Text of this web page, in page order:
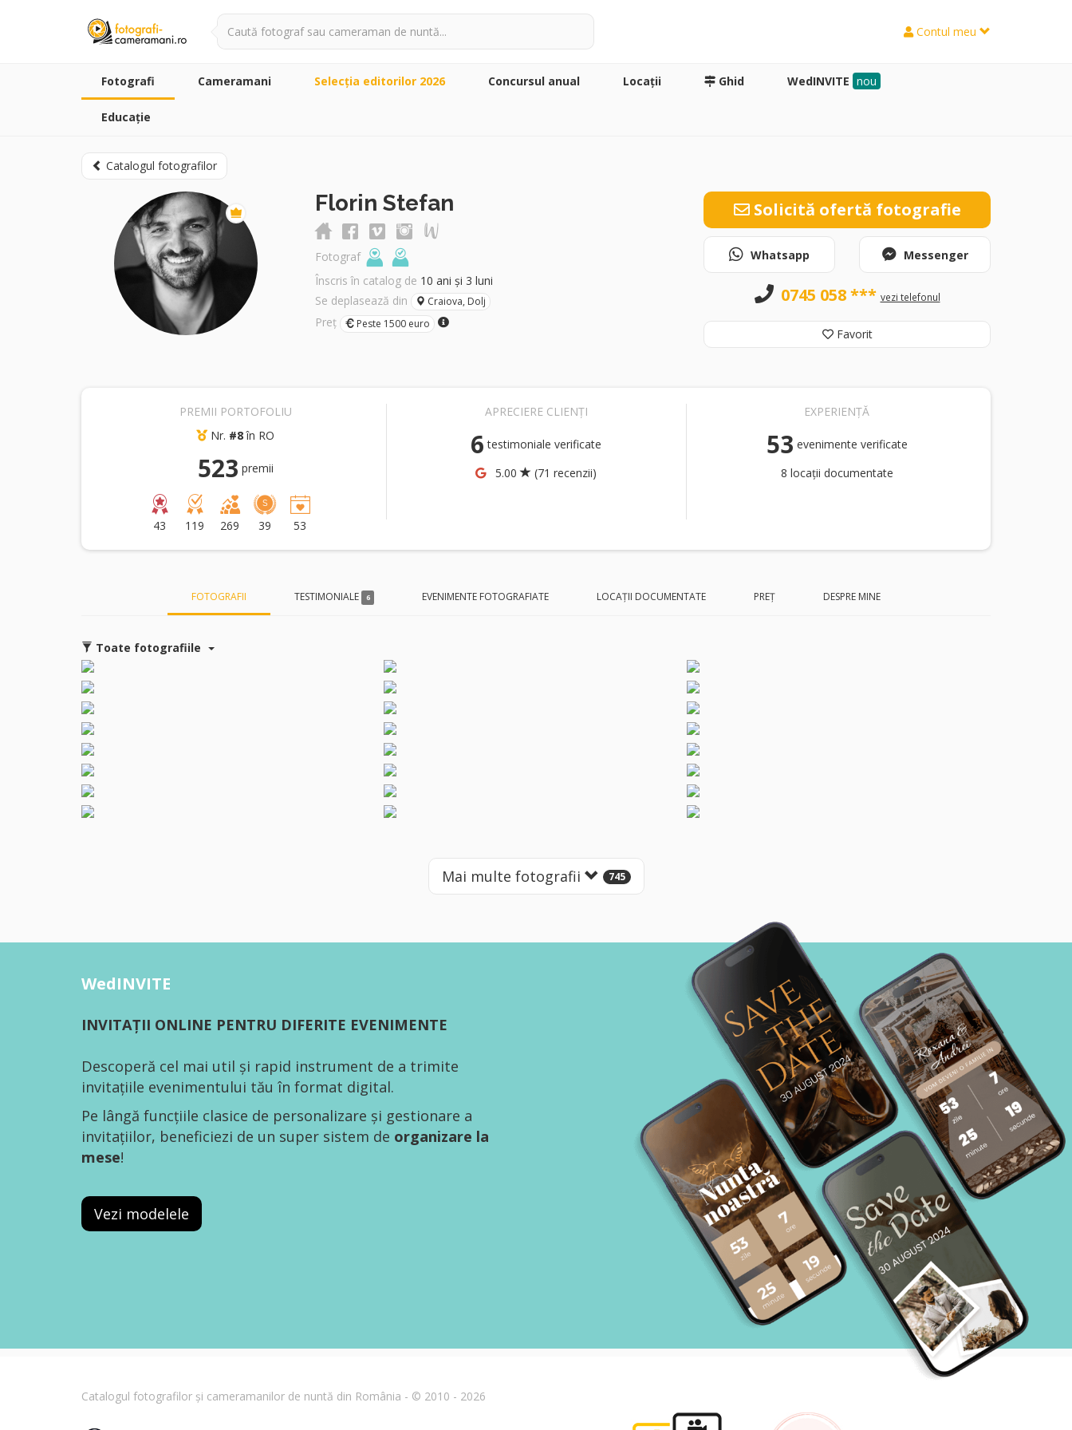
Contul meu
Fotografi Cameramani Selecţia editorilor 2026 Concursul anual Locaţii Ghid WedINVITE nou
Educație
Catalogul fotografilor
Florin Stefan
Fotograf
Înscris în catalog de 10 ani și 3 luni
Se deplasează din
Craiova, Dolj
Preț Peste 1500 euro
Solicită ofertă fotografie
Whatsapp Messenger
0745 058 *** vezi telefonul
Favorit
PREMII PORTOFOLIU
Nr. #8în RO
523 premii
43 119 269 39 53
APRECIERE CLIENȚI
6 testimoniale verificate
5.00
(71 recenzii)
EXPERIENȚĂ
53 evenimente verificate
8 locații documentate
FOTOGRAFII TESTIMONIALE 6 EVENIMENTE FOTOGRAFIATE LOCAȚII DOCUMENTATE PREȚ DESPRE MINE
Toate fotografiile
Mai multe fotografii 745
WedINVITE
INVITAȚII ONLINE PENTRU DIFERITE EVENIMENTE
Descoperă cel mai util și rapid instrument de a trimite
invitațiile evenimentului tău în format digital.
Pe lângă funcțiile clasice de personalizare și gestionare a
invitațiilor, beneficiezi de un super sistem de organizare la
mese!
Vezi modelele
Catalogul fotografilor și cameramanilor de nuntă din România - © 2010 - 2026